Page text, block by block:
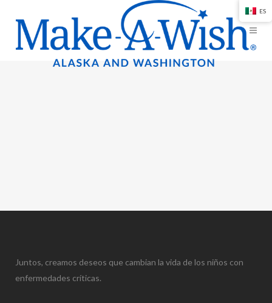
Juntos, creamos deseos que cambian la vida de los niños con
enfermedades críticas.
ES